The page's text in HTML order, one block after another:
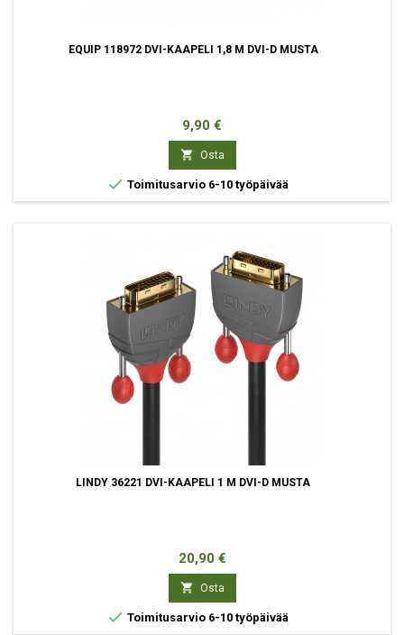
EQUIP 118972 DVI-KAAPELI 1,8 M DVI-D MUSTA
Hinta
9,90 €
 Osta
 Toimitusarvio 6-10 työpäivää
LINDY 36221 DVI-KAAPELI 1 M DVI-D MUSTA
Hinta
20,90 €
 Osta
 Toimitusarvio 6-10 työpäivää